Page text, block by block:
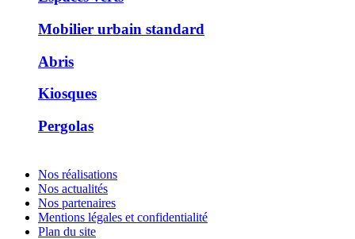
Mobilier urbain standard
Abris
Kiosques
Pergolas
Nos réalisations
Nos actualités
Nos partenaires
Mentions légales et confidentialité
Plan du site